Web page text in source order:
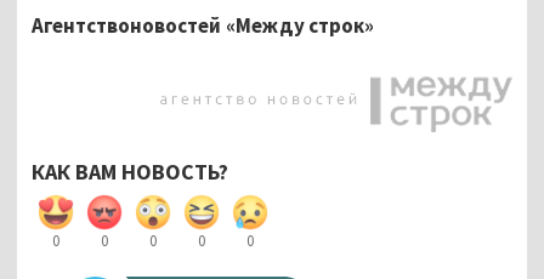
Агентствоновостей «Между строк»
КАК ВАМ НОВОСТЬ?
0 0 0 0 0